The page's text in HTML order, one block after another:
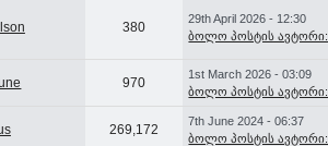
380
29th April 2026 - 12:30
ბოლო პოსტის ავტორი:
970
1st March 2026 - 03:09
ბოლო პოსტის ავტორი:
269,172
7th June 2024 - 06:37
ბოლო პოსტის ავტორი: